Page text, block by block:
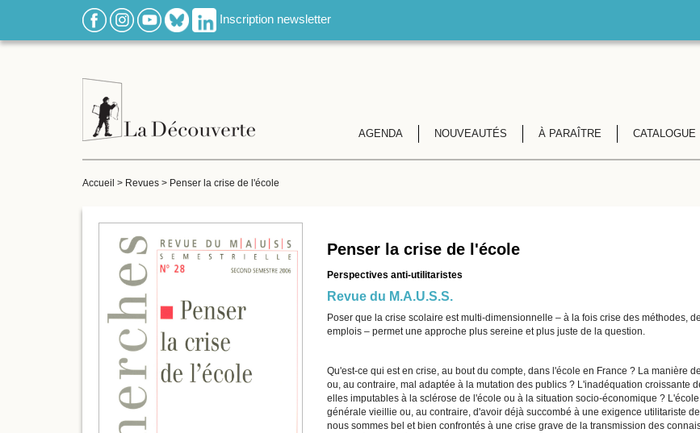
Inscription newsletter
AGENDA NOUVEAUTÉS À PARAÎTRE CATALOGUE
Accueil > Revues > Penser la crise de l'école
Penser la crise de l'école
Perspectives anti-utilitaristes
Revue du M.A.U.S.S.
Poser que la crise scolaire est multi-dimensionnelle – à la fois crise des méthodes,
emplois – permet une approche plus sereine et plus juste de la question.
Qu'est-ce qui est en crise, au bout du compte, dans l'école en France ? La manière
ou, au contraire, mal adaptée à la mutation des publics ? L'inadéquation croissante
elles imputables à la sclérose de l'école ou à la situation socio-économique ?
générale vieillie ou, au contraire, d'avoir déjà succombé à une exigence utilitariste
nous sommes bel et bien confrontés à une crise grave de la transmission des